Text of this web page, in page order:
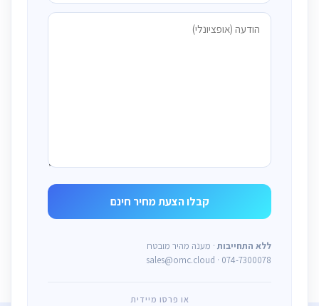
ללא התחייבות · מענה מהיר מובטח
sales@omc.cloud · 074-7300078
או פרסו מיידית